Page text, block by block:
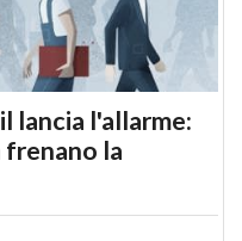
lancia l'allarme:
frenano la